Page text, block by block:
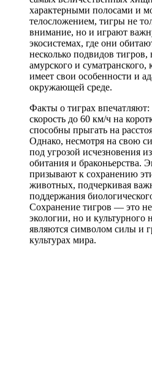
характерными полосами и
телосложением, тигры не
внимание, но и играют
экосистемах, где они
несколько подвидов тигров,
амурского и
имеет свои особенности и
окружающей среде.
Факты о тиграх впечатляют:
скорость до 60 км/ч на
способны прыгать на
Однако, несмотря на свою
под угрозой исчезновения
обитания и браконьерства.
призывают к сохранению
животных, подчеркивая
поддержания
Сохранение тигров — это
экологии, но и культурного
являются символом силы и
культурах мира.